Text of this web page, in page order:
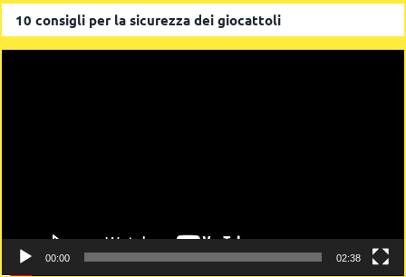
10 consigli per la sicurezza dei giocattoli
00:00 02:38